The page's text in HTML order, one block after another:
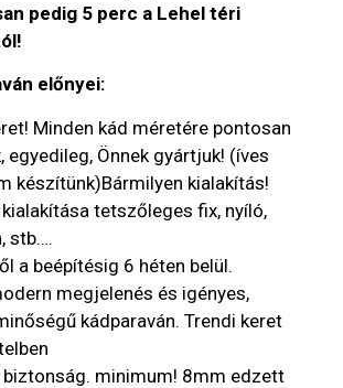
pedig 5 perc a Lehel téri
előnyei:
Minden kád méretére pontosan
egyedileg, Önnek gyártjuk! (íves
készítünk)Bármilyen kialakítás!
tetszőleges fix, nyíló,
stb….
a beépítésig 6 héten belül.
megjelenés és igényes,
kádparaván. Trendi keret
biztonság. minimum! 8mm edzett